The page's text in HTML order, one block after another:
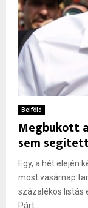
Belföld
Megbukott
sem
Egy, a hét elején
most vasárnap
százalékos listás
Párt...